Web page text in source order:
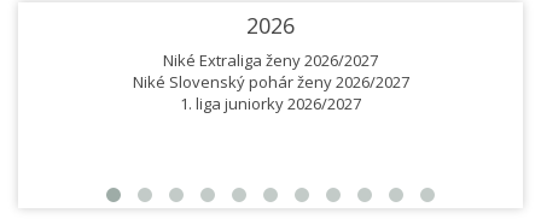
2026
Niké Extraliga ženy 2026/2027
Niké Slovenský pohár ženy 2026/2027
1. liga juniorky 2026/2027